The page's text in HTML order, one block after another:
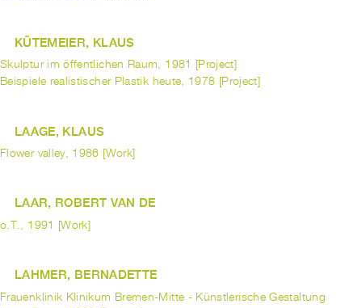
KÜTEMEIER, KLAUS
Skulptur im öffentlichen Raum, 1981 [Project]
Beispiele realistischer Plastik heute, 1978 [Project]
LAAGE, KLAUS
Flower valley, 1986 [Work]
LAAR, ROBERT VAN DE
o.T., 1991 [Work]
LAHMER, BERNADETTE
Frauenklinik Klinikum Bremen-Mitte - Künstlerische Gestaltung